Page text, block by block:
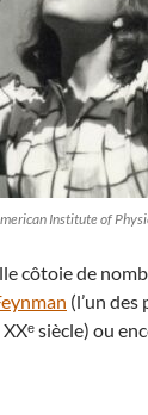
Institute of
côtoie de
(l’un des
siècle) ou
l’astronome